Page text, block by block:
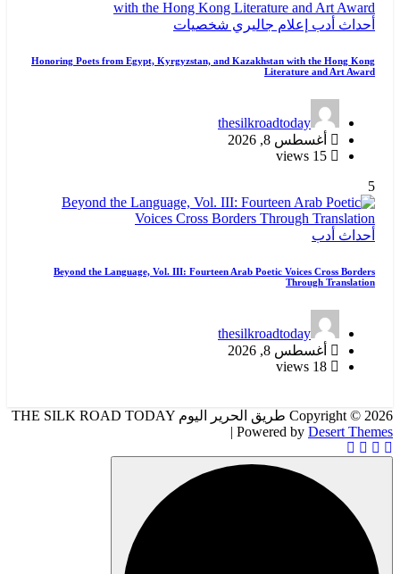
أحداث أدب إعلام جاليري شخصيات
Honoring Poets from Egypt, Kyrgyzstan, and Kazakhstan with the Hong Kong
Literature and Art Award
thesilkroadtoday
أغسطس 8, 2026
5
أحداث أدب
Beyond the Language, Vol. III: Fourteen Arab Poetic Voices Cross Borders
Through Translation
thesilkroadtoday
أغسطس 8, 2026
Copyright © 2026 طريق الحرير اليوم THE SILK ROAD TODAY
| Powered by Desert Themes